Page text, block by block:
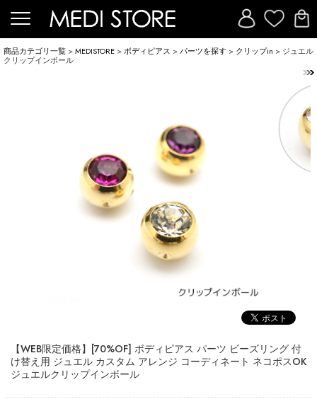
商品カテゴリ一覧 >MEDISTORE >ボディピアス >パーツを探す > クリップin > ジュエル
クリップインボール
【WEB限定価格】[70%OF] ボディピアス パーツ ビーズリング 付
け替え用 ジュエル カスタム アレンジ コーディネート ネコポスOK
ジュエルクリップインボール